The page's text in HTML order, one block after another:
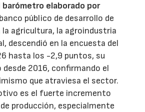
barómetro elaborado por
público de desarrollo de
la agricultura, la agroindustria
descendió en la encuesta del
hasta los -2,9 puntos, su
desde 2016, confirmando el
que atraviesa el sector.
es el fuerte incremento
producción, especialmente